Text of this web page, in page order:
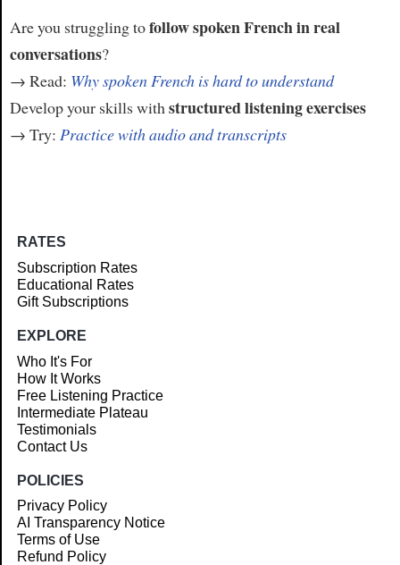
Are you struggling tofollow spoken French in real
conversations?
→ Read: Why spoken French is hard to understand
Develop your skills with structured listening exercises
→ Try: Practice with audio and transcripts
RATES
Subscription Rates
Educational Rates
Gift Subscriptions
EXPLORE
Who It's For
How It Works
Free Listening Practice
Intermediate Plateau
Testimonials
Contact Us
POLICIES
Privacy Policy
AI Transparency Notice
Terms of Use
Refund Policy